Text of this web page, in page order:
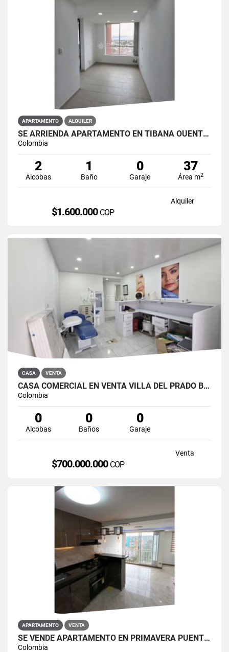
APARTAMENTO ALQUILER
SE ARRIENDA APARTAMENTO EN TIBANA OUENTE ARANDA CONJUNTO OPORTO
Colombia
2
Alcobas
1
Baño
0
Garaje
37
Área m2
Alquiler
$1.600.000 COP
CASA VENTA
CASA COMERCIAL EN VENTA VILLA DEL PRADO BOGOTÁ NORTE
Colombia
0
Alcobas
0
Baños
0
Garaje
Venta
$700.000.000 COP
APARTAMENTO VENTA
SE VENDE APARTAMENTO EN PRIMAVERA PUENTE ARANDA
Colombia